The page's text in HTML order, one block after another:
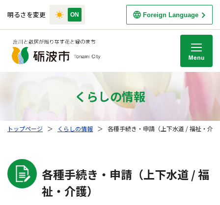
明るさを変更 Foreign Language
くらしの情報
トップページ ＞ くらしの情報 ＞ 各種手続き・申請（上下水道 / 福祉・介
各種手続き・申請（上下水道 / 福
祉・介護）